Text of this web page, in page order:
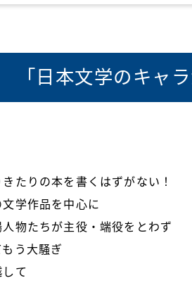
「日本文学のキャ
たりの本を書くはずがない！
学作品を中心に
人物たちが主役・端役をとわず
う大騒ぎ
て